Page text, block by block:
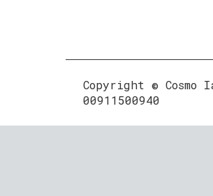
Copyright © Cosmo
00911500940